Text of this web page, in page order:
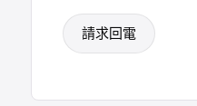
請求回電